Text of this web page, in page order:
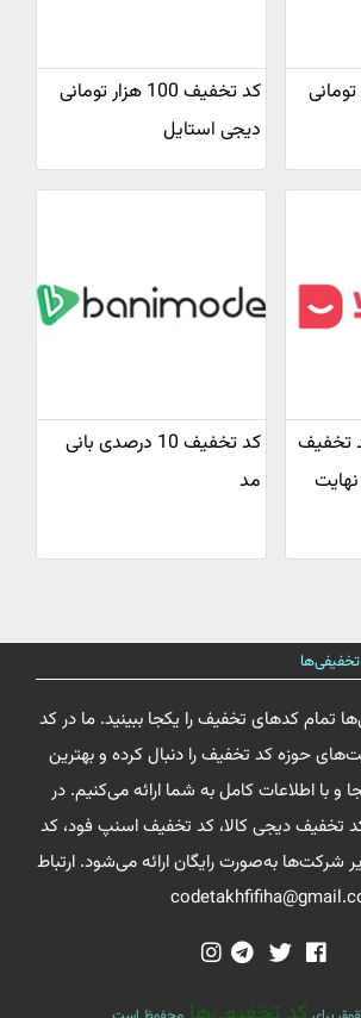
هزار تومانی
کد تخفیف 100 هزار تومانی
دیجی استایل
کد تخفیف
کد تخفیف 10 درصدی بانی
مد
تمام کدهای تخفیف را یکجا ببینید. ما در کد
حوزه کد تخفیف را دنبال کرده و بهترین
و با اطلاعات کامل به شما ارائه می‌کنیم. در
تخفیف دیجی کالا، کد تخفیف اسنپ فود، کد
شرکت‌ها به‌صورت رایگان ارائه می‌شود. ارتباط